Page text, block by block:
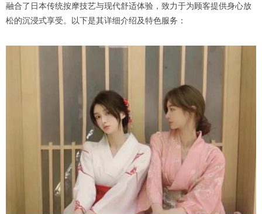
融合了日本传统按摩技艺与现代舒适体验，致力于为顾客提供身心放
松的沉浸式享受。以下是其详细介绍及特色服务：